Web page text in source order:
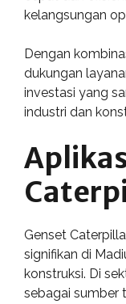
kelangsungan
Dengan
dukungan
investasi yang
industri dan
Genset
signifikan di
konstruksi. Di
sebagai sumber